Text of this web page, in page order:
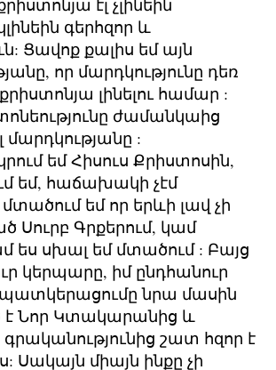
էլ չլինեին
գերհզոր և
Ցավոք քալիս եմ այն
որ մարդկությունը դեռ
լինելու համար :
ժամանկաից
մարդկությանը :
եմ Հիսուս Քրիստոսին,
եմ, հաճախակի չէմ
եմ որ երևի լավ չի
Սուրբ Գրքերում, կամ
ես սխալ եմ մտածում : Բայց
կերպարը, իմ ընդհանուր
նրա մասին
է Նոր Կտակարանից և
շատ հզոր է
Սակայն միայն ինքը չի